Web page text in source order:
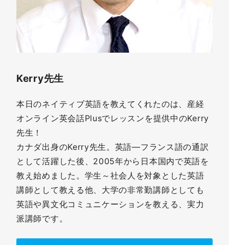
Kerry先生
本日のネイティブ英語を教えてくれたのは、産経
オンライン英会話Plusでレッスンを提供中のKerry
先生！
カナダ出身のKerry先生。英語―フランス語の通訳
として活躍した後、2005年から日本国内で英語を
教え始めました。学生～社会人を対象とした英語
講師として教える他、大学の非常勤講師としても
英語や異文化コミュニケーションを教える、実力
派講師です。